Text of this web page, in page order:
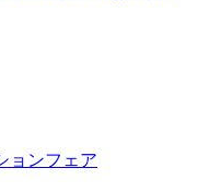
ョンフェア